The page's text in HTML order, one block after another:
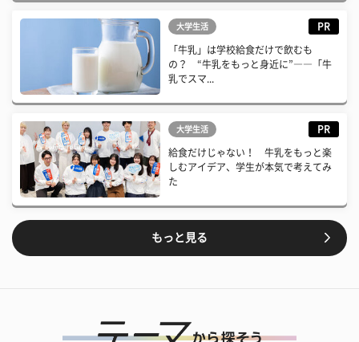
大学生活 PR
「牛乳」は学校給食だけで飲むも
の？ “牛乳をもっと身近に”――「牛
乳でスマ...
大学生活 PR
給食だけじゃない！ 牛乳をもっと楽
しむアイデア、学生が本気で考えてみ
た
もっと見る